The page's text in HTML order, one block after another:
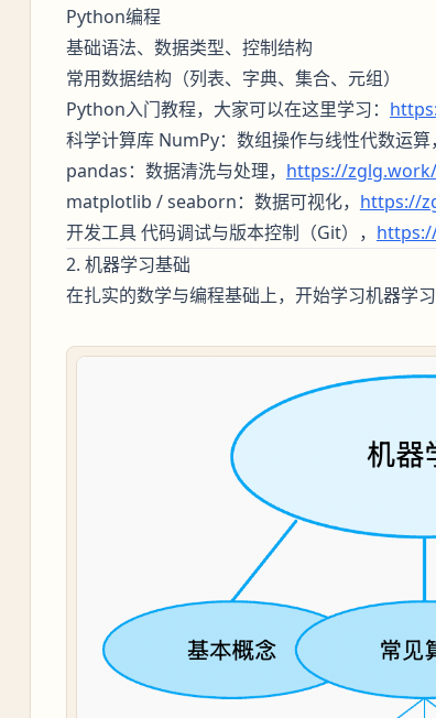
Python编程
基础语法、数据类型、控制结构
常用数据结构（列表、字典、集合、元组）
Python入门教程，大家可以在这里学习：
科学计算库 NumPy：数组操作与线性代数运算，
pandas：数据清洗与处理， https://
matplotlib / seaborn：数据可视化， https://
开发工具 代码调试与版本控制（Git），
2. 机器学习基础
在扎实的数学与编程基础上，开始学习机器学